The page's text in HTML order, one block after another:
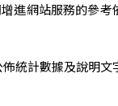
進網站服務的參考
統計數據及說明文